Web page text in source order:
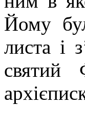
Йому
листа і
святий